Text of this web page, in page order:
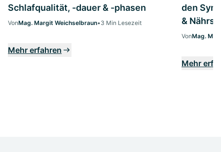
Schlafqualität, -dauer & -phasen
VonMag. Margit Weichselbraun•3 Min Lesezeit
Mehr erfahren
den
&
VonMag.
Mehr